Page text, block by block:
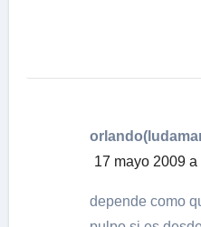
17 mayo 2009 a
depende como